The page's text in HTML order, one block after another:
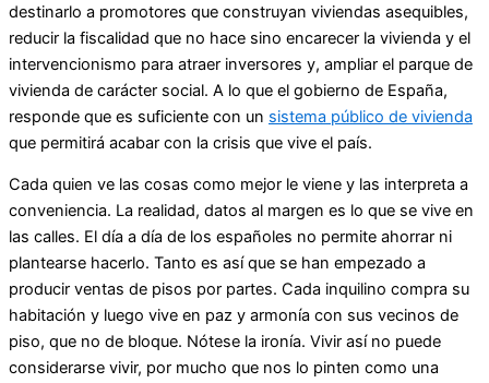
destinarlo a promotores que construyan viviendas asequibles,
reducir la fiscalidad que no hace sino encarecer la vivienda y el
intervencionismo para atraer inversores y, ampliar el parque de
vivienda de carácter social. A lo que el gobierno de España,
responde que es suficiente con un sistema público de vivienda
que permitirá acabar con la crisis que vive el país.
Cada quien ve las cosas como mejor le viene y las interpreta a
conveniencia. La realidad, datos al margen es lo que se vive en
las calles. El día a día de los españoles no permite ahorrar ni
plantearse hacerlo. Tanto es así que se han empezado a
producir ventas de pisos por partes. Cada inquilino compra su
habitación y luego vive en paz y armonía con sus vecinos de
piso, que no de bloque. Nótese la ironía. Vivir así no puede
considerarse vivir, por mucho que nos lo pinten como una